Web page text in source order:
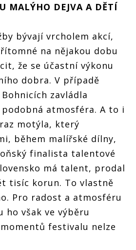
MALÝHO DEJVA A DĚTÍ
bývají vrcholem akcí,
na nějakou dobu
že se účastní výkonu
dobra. V případě
zavládla
atmosféra. A to i
motýla, který
během malířské dílny,
finalista talentové
má talent, prodal
tisíc korun. To vlastně
Pro radost a atmosféru
ho však ve výběru
festivalu nelze